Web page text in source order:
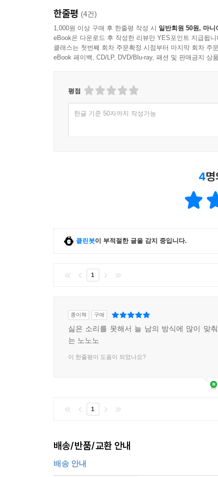
한줄평 (4건)
1,000원 이상 구매 후 한줄평 작성 시 일반회원 50원, 마니
eBook은 다운로드 후 작성한 리뷰만 YES포인트 지급됩니
클래스는 첫번째 회차 주문확정 시점부터 마지막 회차 주
eBook 페이백, CD/LP, DVD/Blu-ray, 패션 및 판매금지 상
평점
한글 기준 50자까지 작성가능
4
클린봇이 부적절한 글을 감지 중입니다.
1
종이책 구매
싫은 소리를 못해서 늘 남의 방식에 많이 맞
는 노노노
이 한줄평이 도움이 되었나요?
1
배송/반품/교환 안내
배송 안내